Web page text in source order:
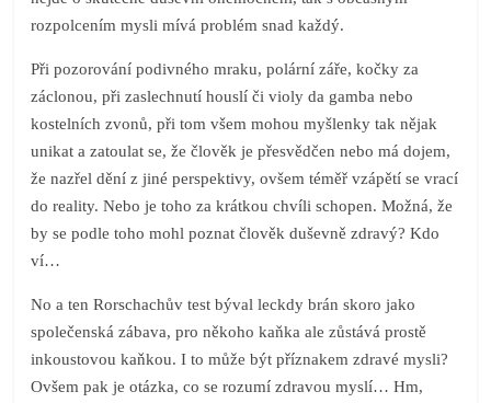
rozpolcením mysli mívá problém snad každý.
Při pozorování podivného mraku, polární záře, kočky za
záclonou, při zaslechnutí houslí či violy da gamba nebo
kostelních zvonů, při tom všem mohou myšlenky tak nějak
unikat a zatoulat se, že člověk je přesvědčen nebo má dojem,
že nazřel dění z jiné perspektivy, ovšem téměř vzápětí se vrací
do reality. Nebo je toho za krátkou chvíli schopen. Možná, že
by se podle toho mohl poznat člověk duševně zdravý? Kdo
ví…
No a ten Rorschachův test býval leckdy brán skoro jako
společenská zábava, pro někoho kaňka ale zůstává prostě
inkoustovou kaňkou. I to může být příznakem zdravé mysli?
Ovšem pak je otázka, co se rozumí zdravou myslí… Hm,